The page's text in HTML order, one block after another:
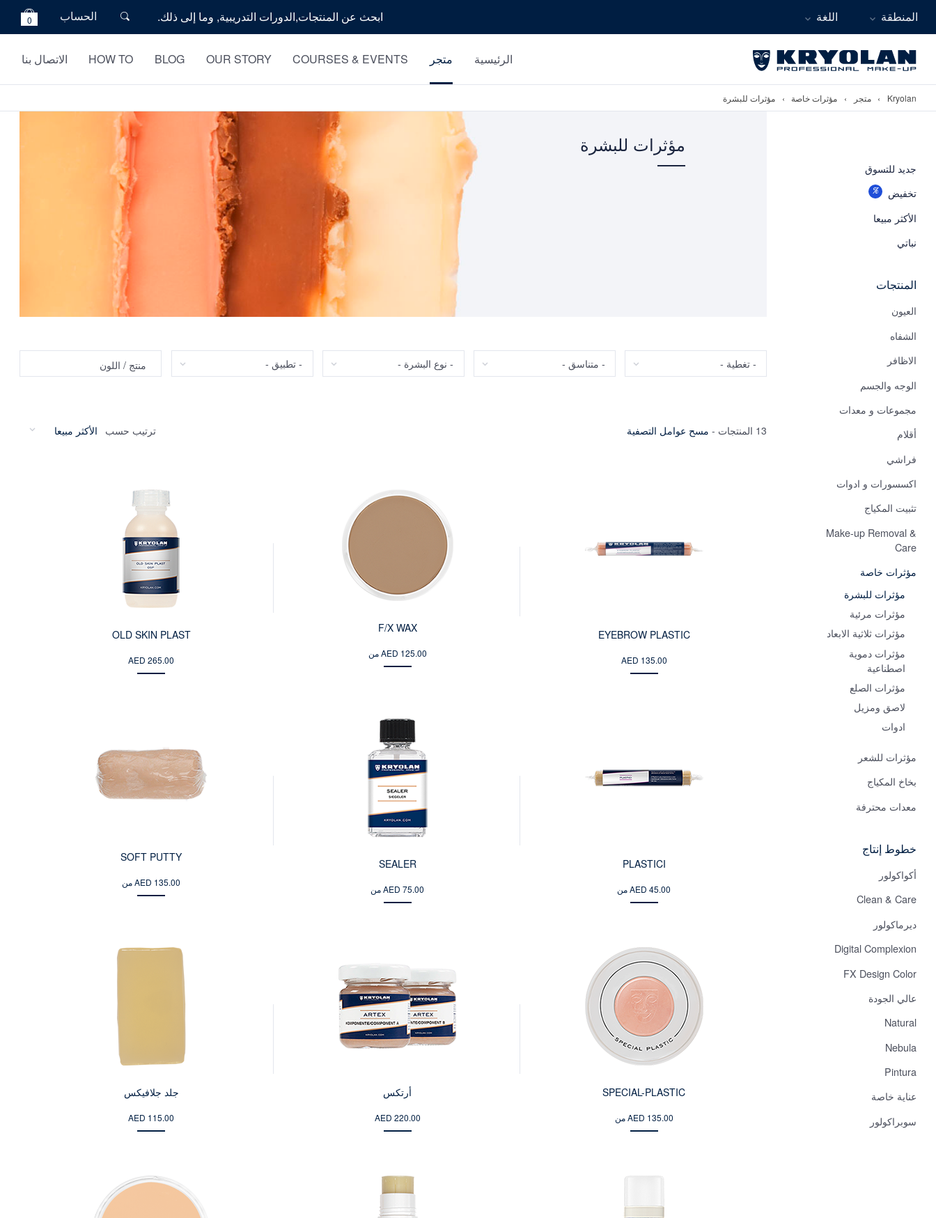
المنطقة اللغة الحساب 0
الرئيسية متجر COURSES & EVENTS
OUR STORY
BLOG
HOW TO الاتصال بنا
Kryolan
› متجر › مؤثرات خاصة › مؤثرات للبشرة
جديد للتسوق
تخفيض
الأكثر مبيعا
نباتي
المنتجات
العيون
الشفاه
الاظافر
الوجه والجسم
مجموعات و معدات
أقلام
فراشي
اكسسورات و ادوات
تثبيت المكياج
Make-up Removal &
Care
مؤثرات خاصة
مؤثرات للبشرة
مؤثرات مرئية
مؤثرات ثلاثية الابعاد
مؤثرات دموية
اصطناعية
مؤثرات الصلع
لاصق ومزيل
ادوات
مؤثرات للشعر
بخاخ المكياج
معدات محترفة
خطوط إنتاج
أكواكولور
Clean & Care
ديرماكولور
Digital Complexion
FX Design Color
عالي الجودة
Natural
Nebula
Pintura
عناية خاصة
سوبراكولور
مؤثرات للبشرة
تغطية متناسق نوع البشرة تطبيق منتج / اللون
13 المنتجات - مسح عوامل التصفية ترتيب حسب
EYEBROW PLASTIC
AED 135.00
F/X WAX
من AED 125.00
OLD SKIN PLAST
AED 265.00
PLASTICI
من AED 45.00
SEALER
من AED 75.00
SOFT PUTTY
من AED 135.00
SPECIAL-PLASTIC
من AED 135.00
أرتكس
AED 220.00
جلد جلافيكس
AED 115.00